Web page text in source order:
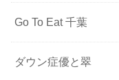
Go To Eat 千葉
ダウン症優と翠